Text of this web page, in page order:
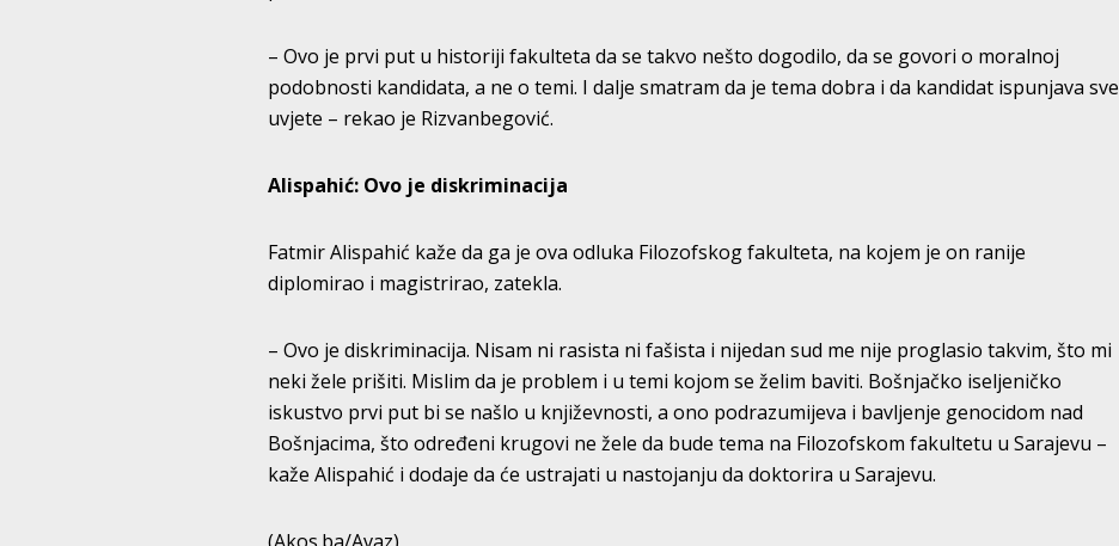
– Ovo je prvi put u historiji fakulteta da se takvo nešto dogodilo, da se govori o moralnoj
podobnosti kandidata, a ne o temi. I dalje smatram da je tema dobra i da kandidat ispunjava sve
uvjete – rekao je Rizvanbegović.
Alispahić: Ovo je diskriminacija
Fatmir Alispahić kaže da ga je ova odluka Filozofskog fakulteta, na kojem je on ranije
diplomirao i magistrirao, zatekla.
– Ovo je diskriminacija. Nisam ni rasista ni fašista i nijedan sud me nije proglasio takvim, što mi
neki žele prišiti. Mislim da je problem i u temi kojom se želim baviti. Bošnjačko iseljeničko
iskustvo prvi put bi se našlo u književnosti, a ono podrazumijeva i bavljenje genocidom nad
Bošnjacima, što određeni krugovi ne žele da bude tema na Filozofskom fakultetu u Sarajevu –
kaže Alispahić i dodaje da će ustrajati u nastojanju da doktorira u Sarajevu.